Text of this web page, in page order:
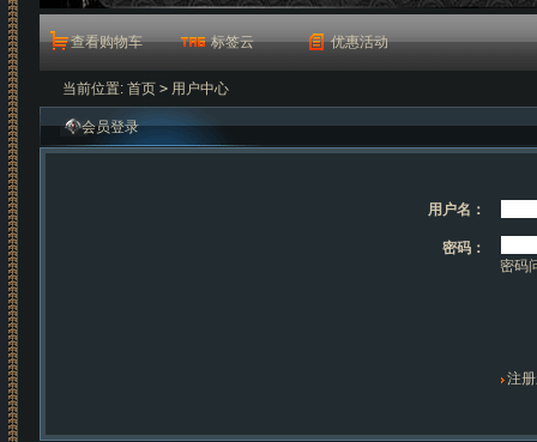
查看购物车 标签云 优惠活动
当前位置:首页 > 用户中心
会员登录
用户名：
密码：
密码
注